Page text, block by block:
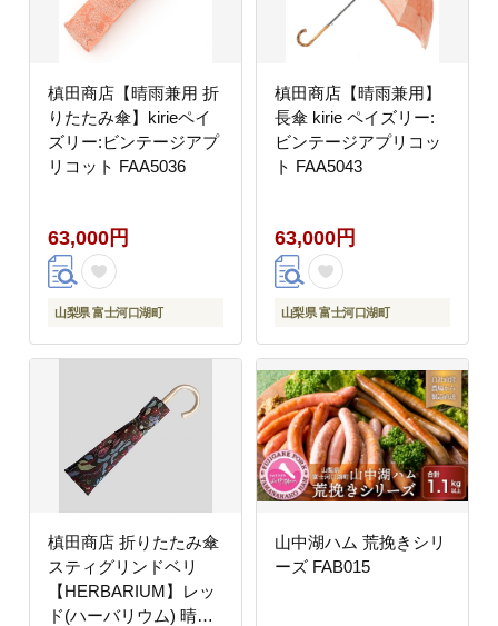
槙田商店【晴雨兼用 折
りたたみ傘】kirieペイ
ズリー:ビンテージアプ
リコット FAA5036
63,000円
山梨県 富士河口湖町
槙田商店【晴雨兼用】
長傘 kirie ペイズリー:
ビンテージアプリコッ
ト FAA5043
63,000円
山梨県 富士河口湖町
槙田商店 折りたたみ傘
スティグリンドベリ
【HERBARIUM】レッ
ド(ハーバリウム) 晴雨
山中湖ハム 荒挽きシリ
ーズ FAB015